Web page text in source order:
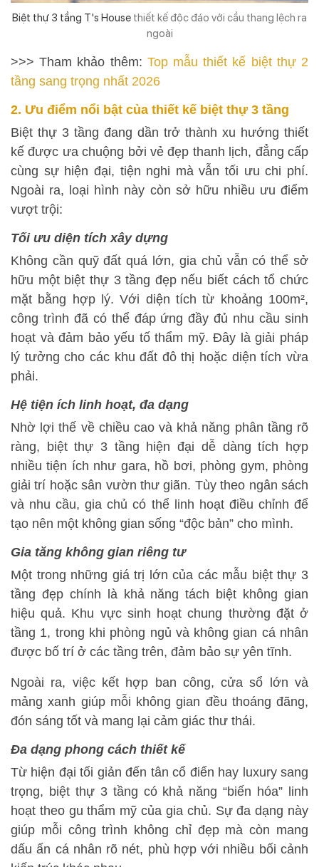
Biệt thự 3 tầng T's House thiết kế độc đáo với cầu thang lệch ra
ngoài
>>> Tham khảo thêm: Top mẫu thiết kế biệt thự 2
tầng sang trọng nhất 2026
2. Ưu điểm nổi bật của thiết kế biệt thự 3 tầng
Biệt thự 3 tầng đang dần trở thành xu hướng thiết
kế được ưa chuộng bởi vẻ đẹp thanh lịch, đẳng cấp
cùng sự hiện đại, tiện nghi mà vẫn tối ưu chi phí.
Ngoài ra, loại hình này còn sở hữu nhiều ưu điểm
vượt trội:
Tối ưu diện tích xây dựng
Không cần quỹ đất quá lớn, gia chủ vẫn có thể sở
hữu một biệt thự 3 tầng đẹp nếu biết cách tổ chức
mặt bằng hợp lý. Với diện tích từ khoảng 100m²,
công trình đã có thể đáp ứng đầy đủ nhu cầu sinh
hoạt và đảm bảo yếu tố thẩm mỹ. Đây là giải pháp
lý tưởng cho các khu đất đô thị hoặc diện tích vừa
phải.
Hệ tiện ích linh hoạt, đa dạng
Nhờ lợi thế về chiều cao và khả năng phân tầng rõ
ràng, biệt thự 3 tầng hiện đại dễ dàng tích hợp
nhiều tiện ích như gara, hồ bơi, phòng gym, phòng
giải trí hoặc sân vườn thư giãn. Tùy theo ngân sách
và nhu cầu, gia chủ có thể linh hoạt điều chỉnh để
tạo nên một không gian sống “độc bản” cho mình.
Gia tăng không gian riêng tư
Một trong những giá trị lớn của các mẫu biệt thự 3
tầng đẹp chính là khả năng tách biệt không gian
hiệu quả. Khu vực sinh hoạt chung thường đặt ở
tầng 1, trong khi phòng ngủ và không gian cá nhân
được bố trí ở các tầng trên, đảm bảo sự yên tĩnh.
Ngoài ra, việc kết hợp ban công, cửa sổ lớn và
mảng xanh giúp mỗi không gian đều thoáng đãng,
đón sáng tốt và mang lại cảm giác thư thái.
Đa dạng phong cách thiết kế
Từ hiện đại tối giản đến tân cổ điển hay luxury sang
trọng, biệt thự 3 tầng có khả năng “biến hóa” linh
hoạt theo gu thẩm mỹ của gia chủ. Sự đa dạng này
giúp mỗi công trình không chỉ đẹp mà còn mang
dấu ấn cá nhân rõ nét, phù hợp với nhiều bối cảnh